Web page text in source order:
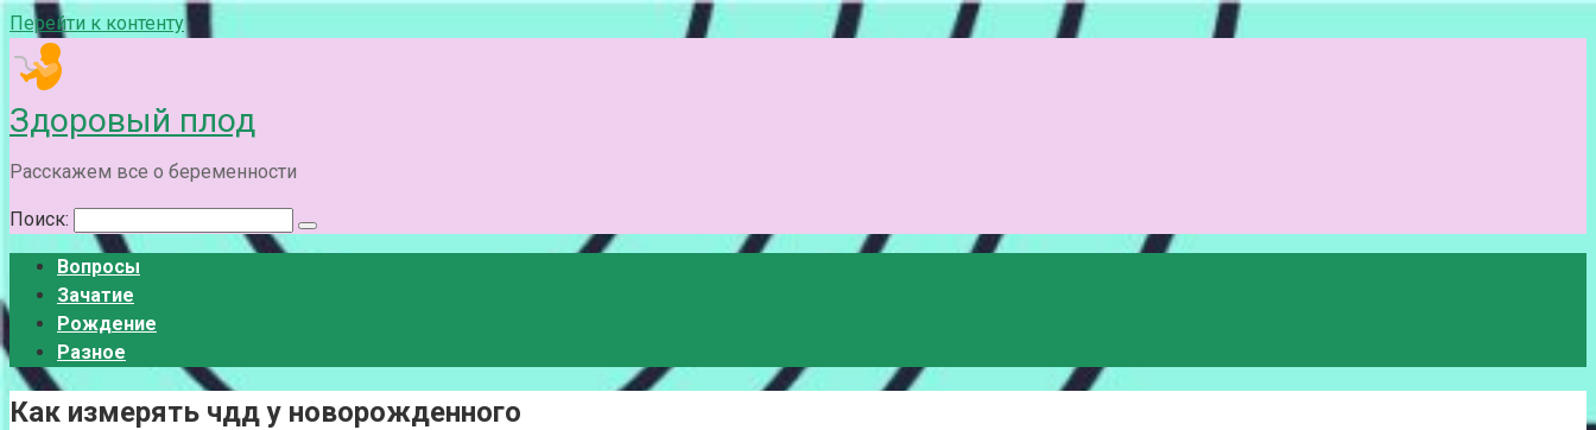
Перейти к контенту
Здоровый плод
Расскажем все о беременности
Поиск:
Вопросы
Зачатие
Рождение
Разное
Как измерять чдд у новорожденного